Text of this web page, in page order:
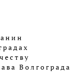
Волгограда